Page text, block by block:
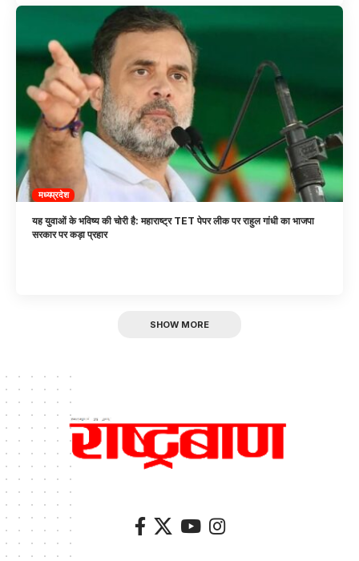
मध्यप्रदेश
यह युवाओं के भविष्य की चोरी है: महाराष्ट्र TET पेपर लीक पर राहुल गांधी का भाजपा
सरकार पर कड़ा प्रहार
SHOW MORE